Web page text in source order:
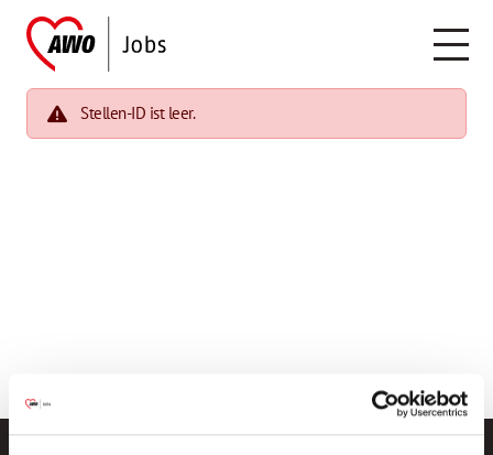
Stellen-ID ist leer.